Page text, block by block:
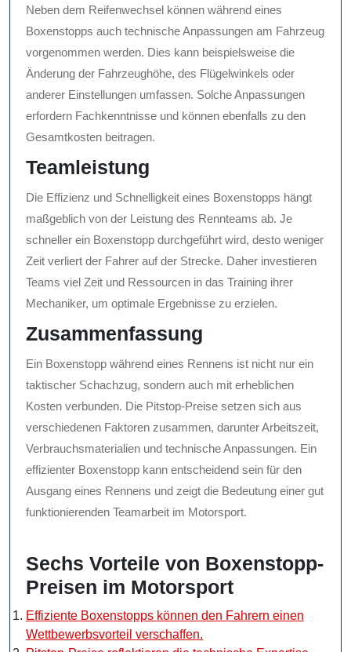
Neben dem Reifenwechsel können während eines
Boxenstopps auch technische Anpassungen am Fahrzeug
vorgenommen werden. Dies kann beispielsweise die
Änderung der Fahrzeughöhe, des Flügelwinkels oder
anderer Einstellungen umfassen. Solche Anpassungen
erfordern Fachkenntnisse und können ebenfalls zu den
Gesamtkosten beitragen.
Teamleistung
Die Effizienz und Schnelligkeit eines Boxenstopps hängt
maßgeblich von der Leistung des Rennteams ab. Je
schneller ein Boxenstopp durchgeführt wird, desto weniger
Zeit verliert der Fahrer auf der Strecke. Daher investieren
Teams viel Zeit und Ressourcen in das Training ihrer
Mechaniker, um optimale Ergebnisse zu erzielen.
Zusammenfassung
Ein Boxenstopp während eines Rennens ist nicht nur ein
taktischer Schachzug, sondern auch mit erheblichen
Kosten verbunden. Die Pitstop-Preise setzen sich aus
verschiedenen Faktoren zusammen, darunter Arbeitszeit,
Verbrauchsmaterialien und technische Anpassungen. Ein
effizienter Boxenstopp kann entscheidend sein für den
Ausgang eines Rennens und zeigt die Bedeutung einer gut
funktionierenden Teamarbeit im Motorsport.
Sechs Vorteile von Boxenstopp-
Preisen im Motorsport
Effiziente Boxenstopps können den Fahrern einen
Wettbewerbsvorteil verschaffen.